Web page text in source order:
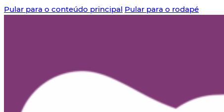
Pular para o conteúdo principal Pular para o rodapé